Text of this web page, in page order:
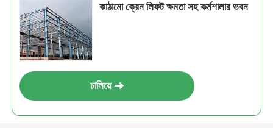
কাঠামো ক্রেন লিফট ক্ষমতা সহ কর্মশালার ভবন
চালিয়ে